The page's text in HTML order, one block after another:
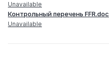
Unavailable
Контрольный перечень FFR.doc
Unavailable